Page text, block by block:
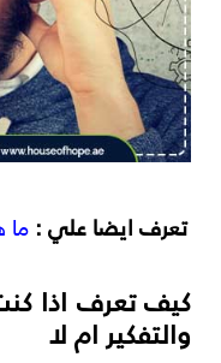
تعرف ايضا علي :
كيف تعرف اذا
والتفكير ام لا